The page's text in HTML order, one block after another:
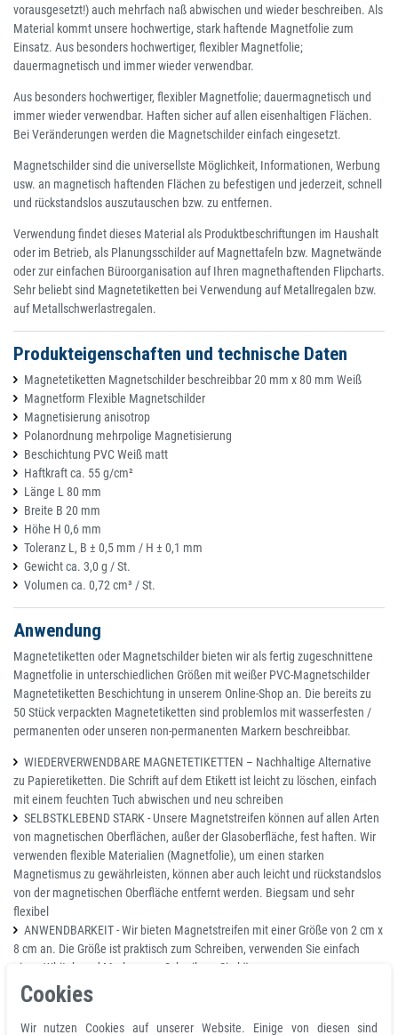
vorausgesetzt!) auch mehrfach naß abwischen und wieder beschreiben. Als
Material kommt unsere hochwertige, stark haftende Magnetfolie zum
Einsatz. Aus besonders hochwertiger, flexibler Magnetfolie;
dauermagnetisch und immer wieder verwendbar.
Aus besonders hochwertiger, flexibler Magnetfolie; dauermagnetisch und
immer wieder verwendbar. Haften sicher auf allen eisenhaltigen Flächen.
Bei Veränderungen werden die Magnetschilder einfach eingesetzt.
Magnetschilder sind die universellste Möglichkeit, Informationen, Werbung
usw. an magnetisch haftenden Flächen zu befestigen und jederzeit, schnell
und rückstandslos auszutauschen bzw. zu entfernen.
Verwendung findet dieses Material als Produktbeschriftungen im Haushalt
oder im Betrieb, als Planungsschilder auf Magnettafeln bzw. Magnetwände
oder zur einfachen Büroorganisation auf Ihren magnethaftenden Flipcharts.
Sehr beliebt sind Magnetetiketten bei Verwendung auf Metallregalen bzw.
auf Metallschwerlastregalen.
Produkteigenschaften und technische Daten
Magnetetiketten Magnetschilder beschreibbar 20 mm x 80 mm Weiß
Magnetform Flexible Magnetschilder
Magnetisierung anisotrop
Polanordnung mehrpolige Magnetisierung
Beschichtung PVC Weiß matt
Haftkraft ca. 55 g/cm²
Länge L 80 mm
Breite B 20 mm
Höhe H 0,6 mm
Toleranz L, B ± 0,5 mm / H ± 0,1 mm
Gewicht ca. 3,0 g / St.
Volumen ca. 0,72 cm³ / St.
Anwendung
Magnetetiketten oder Magnetschilder bieten wir als fertig zugeschnittene
Magnetfolie in unterschiedlichen Größen mit weißer PVC-Magnetschilder
Magnetetiketten Beschichtung in unserem Online-Shop an. Die bereits zu
50 Stück verpackten Magnetetiketten sind problemlos mit wasserfesten /
permanenten oder unseren non-permanenten Markern beschreibbar.
WIEDERVERWENDBARE MAGNETETIKETTEN – Nachhaltige Alternative
zu Papieretiketten. Die Schrift auf dem Etikett ist leicht zu löschen, einfach
mit einem feuchten Tuch abwischen und neu schreiben
SELBSTKLEBEND STARK - Unsere Magnetstreifen können auf allen Arten
von magnetischen Oberflächen, außer der Glasoberfläche, fest haften. Wir
verwenden flexible Materialien (Magnetfolie), um einen starken
Magnetismus zu gewährleisten, können aber auch leicht und rückstandslos
von der magnetischen Oberfläche entfernt werden. Biegsam und sehr
flexibel
ANWENDBARKEIT - Wir bieten Magnetstreifen mit einer Größe von 2 cm x
8 cm an. Die Größe ist praktisch zum Schreiben, verwenden Sie einfach
einen Whiteboard-Marker zum Schreiben. Sie können unsere
Magnetstreifen auch nach Ihren Bedürfnissen auf die gewünschte Größe
zuschneiden, ohne die magnetische Wirkung zu beeinträchtigen
VIELSEITIG EINSETZBAR - Unser beschreibbarer Magnetstreifen eignet
Cookies
Wir nutzen Cookies auf unserer Website. Einige von diesen sind